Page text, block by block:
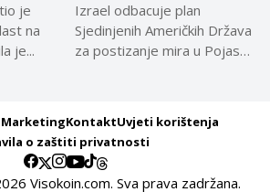
je
na
je...
Izrael odbacuje plan
Sjedinjenih Američkih Država
za postizanje mira u Pojasu
MarketingKontaktUvjeti korištenja
o zaštiti privatnosti
Visokoin.com. Sva prava zadržana.